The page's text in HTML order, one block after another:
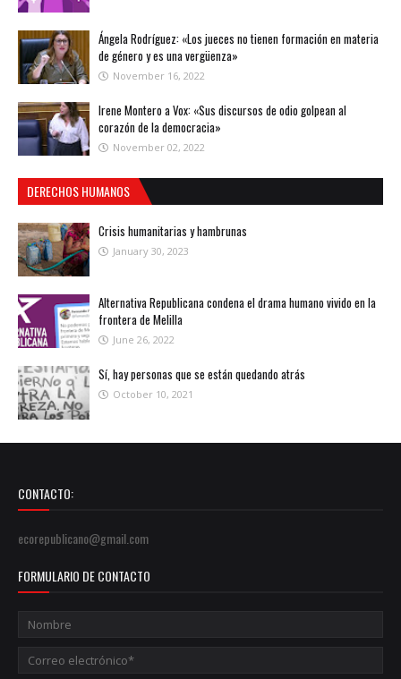
Ángela Rodríguez: «Los jueces no tienen formación en materia
de género y es una vergüenza»
November 16, 2022
Irene Montero a Vox: «Sus discursos de odio golpean al
corazón de la democracia»
November 02, 2022
DERECHOS HUMANOS
Crisis humanitarias y hambrunas
January 30, 2023
Alternativa Republicana condena el drama humano vivido en la
frontera de Melilla
June 26, 2022
Sí, hay personas que se están quedando atrás
October 10, 2021
CONTACTO:
ecorepublicano@gmail.com
FORMULARIO DE CONTACTO